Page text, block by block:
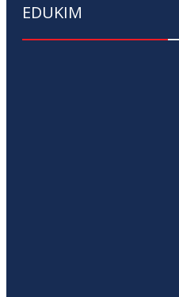
EDUKIM